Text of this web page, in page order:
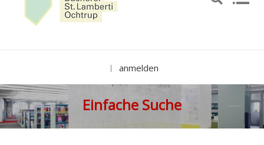
anmelden
Einfache Suche